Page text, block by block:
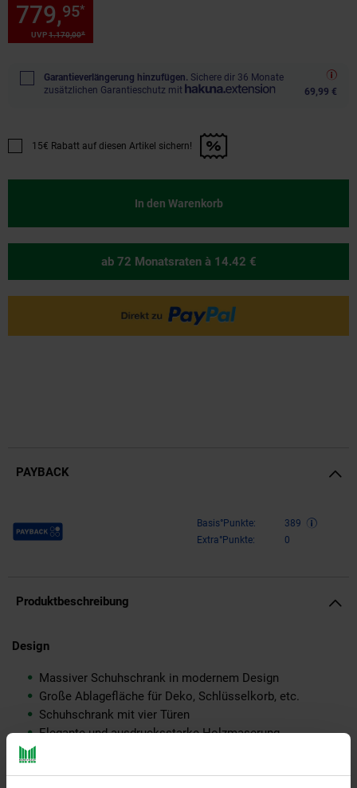
UVP1.170,00*
779,95*
Garantieverlängerung hinzufügen. Sichere dir 36 Monate
zusätzlichen Garantieschutz mit
69,99 €
Promotion "15€ Rabatt auf diesen Artikel sichern!" anwenden
15€ Rabatt auf diesen Artikel sichern!
In den Warenkorb
ab 72 Monatsraten à 14.42 €
PAYBACK
Payback Punkte Basis°Punkte:
389
Extra°Punkte:
0
Produktbeschreibung
Design
Massiver Schuhschrank in modernem Design
Große Ablagefläche für Deko, Schlüsselkorb, etc.
Schuhschrank mit vier Türen
Elegante und ausdrucksstarke Holzmaserung
Abmessungen